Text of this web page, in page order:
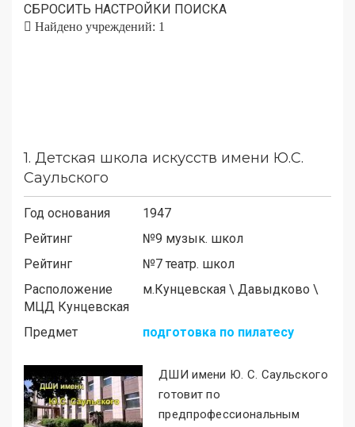
СБРОСИТЬ НАСТРОЙКИ ПОИСКА
Найдено учреждений: 1
1. Детская школа искусств имени Ю.С.
Саульского
Год основания
1947
Рейтинг
№9 музык. школ
Рейтинг
№7 театр. школ
Расположение
м.Кунцевская \ Давыдково \
МЦД Кунцевская
Предмет
подготовка по пилатесу
ДШИ имени Ю. С. Саульского
готовит по
предпрофессиональным